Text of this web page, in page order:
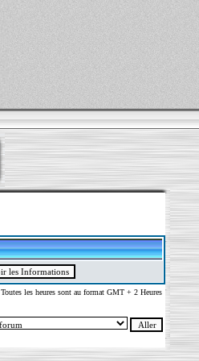
Toutes les heures sont au format GMT + 2 Heures